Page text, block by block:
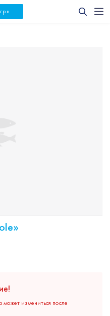
может измениться после